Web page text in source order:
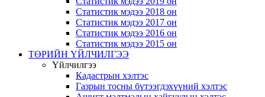
Статистик мэдээ 2018 он
Статистик мэдээ 2017 он
Статистик мэдээ 2016 он
Статистик мэдээ 2015 он
ТӨРИЙН ҮЙЛЧИЛГЭЭ
Үйлчилгээ
Кадастрын хэлтэс
Газрын тосны бүтээгдэхүүний хэлтэс